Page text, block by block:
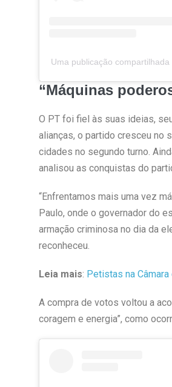
Uma publicação
“Máquinas
O PT foi fiel às suas ideias,
alianças, o partido cresceu no
cidades no segundo turno.
analisou as conquistas do
“Enfrentamos mais uma vez
Paulo, onde o governador do
armação criminosa no dia da
reconheceu.
Leia mais: Petistas na
A compra de votos voltou a
coragem e energia”, como